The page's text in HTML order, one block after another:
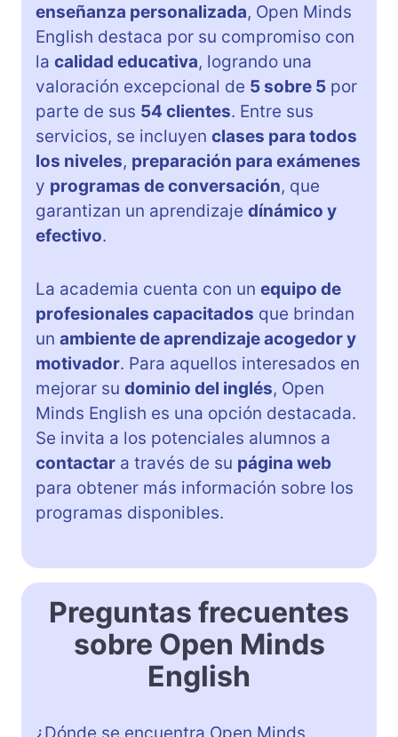
enseñanza personalizada, Open Minds
English destaca por su compromiso con
la calidad educativa, logrando una
valoración excepcional de 5 sobre 5 por
parte de sus 54 clientes. Entre sus
servicios, se incluyen clases para todos
los niveles, preparación para exámenes
y programas de conversación, que
garantizan un aprendizaje dínámico y
efectivo.
La academia cuenta con un equipo de
profesionales capacitados que brindan
un ambiente de aprendizaje acogedor y
motivador. Para aquellos interesados en
mejorar su dominio del inglés, Open
Minds English es una opción destacada.
Se invita a los potenciales alumnos a
contactar a través de su página web
para obtener más información sobre los
programas disponibles.
Preguntas frecuentes
sobre Open Minds
English
¿Dónde se encuentra Open Minds